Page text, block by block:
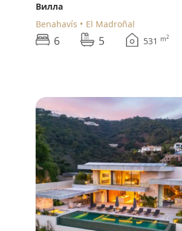
Вилла
Benahavís
El Madroñal
6 5 531 m2